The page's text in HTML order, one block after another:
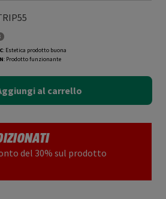
C: Estetica prodotto buona
N: Prodotto funzionante
al carrello
del 30% sul prodotto